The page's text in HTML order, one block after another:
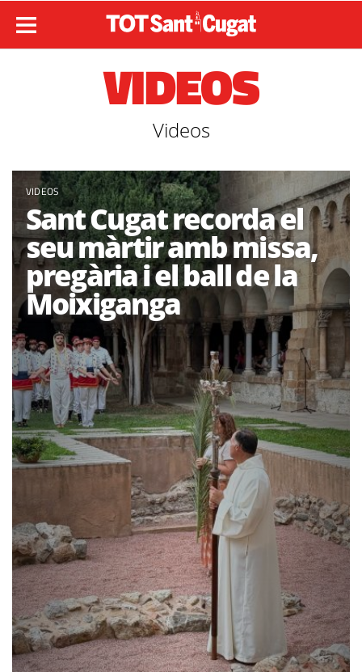
VIDEOS
Videos
VIDEOS
Sant Cugat recorda el
seu màrtir amb missa,
pregària i el ball de la
Moixiganga